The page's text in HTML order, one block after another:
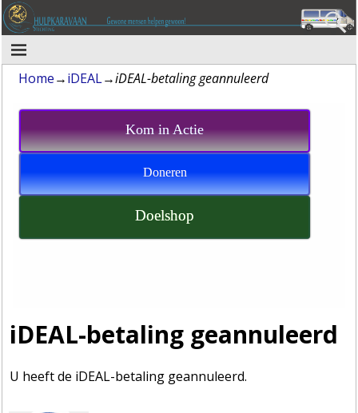
Home→iDEAL→iDEAL-betaling geannuleerd
Kom in Actie
Doneren
Doelshop
iDEAL-betaling geannuleerd
U heeft de iDEAL-betaling geannuleerd.